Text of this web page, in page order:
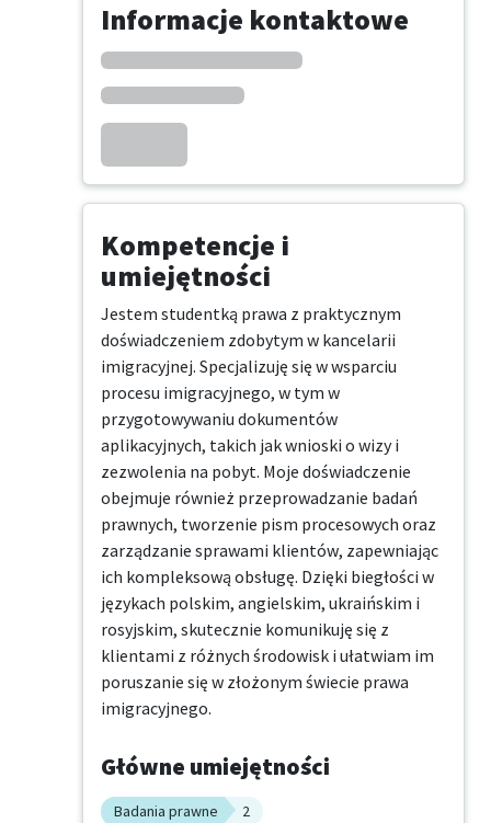
Informacje kontaktowe
Kompetencje i
umiejętności
Jestem studentką prawa z praktycznym
doświadczeniem zdobytym w kancelarii
imigracyjnej. Specjalizuję się w wsparciu
procesu imigracyjnego, w tym w
przygotowywaniu dokumentów
aplikacyjnych, takich jak wnioski o wizy i
zezwolenia na pobyt. Moje doświadczenie
obejmuje również przeprowadzanie badań
prawnych, tworzenie pism procesowych oraz
zarządzanie sprawami klientów, zapewniając
ich kompleksową obsługę. Dzięki biegłości w
językach polskim, angielskim, ukraińskim i
rosyjskim, skutecznie komunikuję się z
klientami z różnych środowisk i ułatwiam im
poruszanie się w złożonym świecie prawa
imigracyjnego.
Główne umiejętności
Badania prawne
2